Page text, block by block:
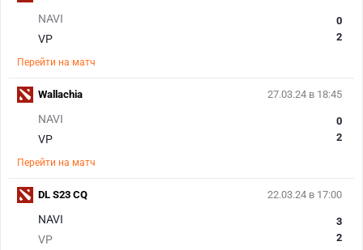
NAVI
VP
0
2
Перейти на матч
27.03.24 в 18:45
NAVI
VP
0
2
Перейти на матч
Wallachia
22.03.24 в 17:00
NAVI
VP
3
2
DL S23 CQ